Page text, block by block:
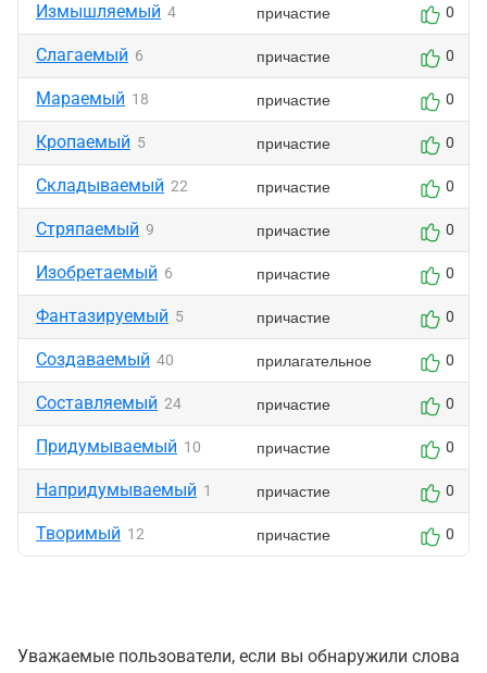
Измышляемый 4 причастие 0
Слагаемый 6 причастие 0
Мараемый 18 причастие 0
Кропаемый 5 причастие 0
Складываемый 22 причастие 0
Стряпаемый 9 причастие 0
Изобретаемый 6 причастие 0
Фантазируемый 5 причастие 0
Создаваемый 40 прилагательное 0
Составляемый 24 причастие 0
Придумываемый 10 причастие 0
Напридумываемый 1 причастие 0
Творимый 12 причастие 0
Уважаемые пользователи, если вы обнаружили слова